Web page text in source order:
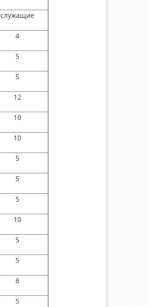
служащие
4
5
5
12
10
10
5
5
5
10
5
5
8
5